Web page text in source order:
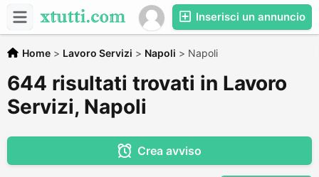
Inserisci un annuncio
Home > Lavoro Servizi > Napoli > Napoli
644 risultati trovati in Lavoro
Servizi, Napoli
Crea avviso